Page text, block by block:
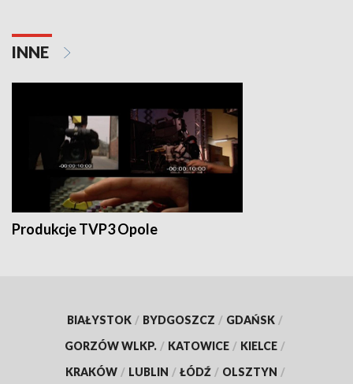
INNE
Produkcje TVP3 Opole
BIAŁYSTOK / BYDGOSZCZ / GDAŃSK /
GORZÓW WLKP. / KATOWICE / KIELCE /
KRAKÓW / LUBLIN / ŁÓDŹ / OLSZTYN /